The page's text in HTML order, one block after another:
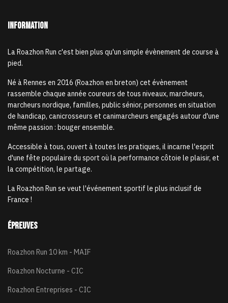
Information
La Roazhon Run c'est bien plus qu'un simple évènement de course à
pied.
Né à Rennes en 2016 (Roazhon en breton) cet évènement
rassemble chaque année coureurs de tous niveaux, marcheurs,
marcheurs nordique, familles, public sénior, personnes en situation
de handicap, canicrosseurs et canimarcheurs engagés autour d'une
même passion : bouger ensemble.
Accessible à tous, ouvert à toutes les pratiques, il incarne l'esprit
d'une fête populaire du sport où la performance côtoie le plaisir, et
la compétition, le partage.
La Roazhon Run se veut l'événement sportif le plus inclusif de
France !
Épreuves
Roazhon Run 10 km - MAIF
Roazhon Nocturne - CIC
Roazhon Entreprises - CIC